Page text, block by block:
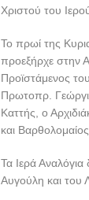
Χριστού του
Το πρωί της
προεξήρχε στην
Προϊστάμενος
Πρωτοπρ.
Καττής, ο
και
Τα Ιερά
Αυγούλη και του